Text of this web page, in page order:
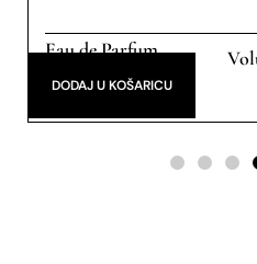
Eau de Parfum
DODAJ U KOŠARICU